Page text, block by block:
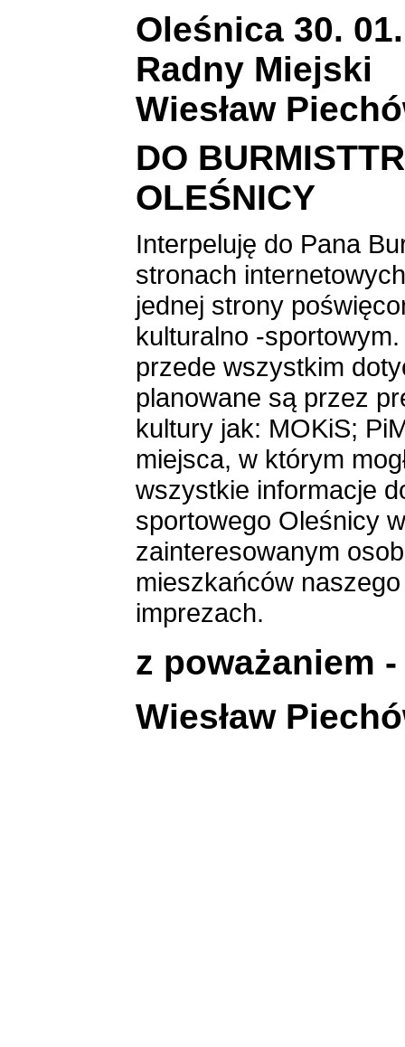
Oleśnica 30.
Radny Miejski
Wiesław
DO
OLEŚNICY
Interpeluję do Pana
stronach
jednej strony
kulturalno -
przede wszystkim
planowane są przez
kultury jak: MOKiS;
miejsca, w którym
wszystkie informacje
sportowego Oleśnicy
zainteresowanym
mieszkańców
imprezach.
z poważaniem
Wiesław